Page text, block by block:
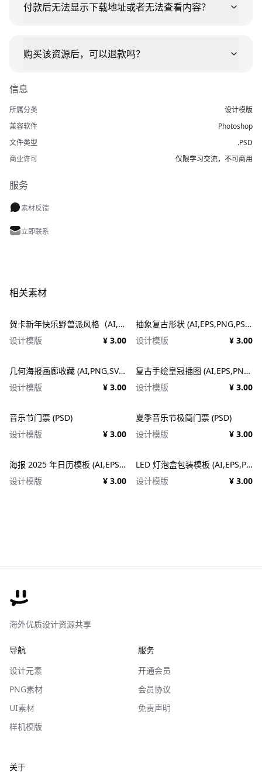
付款后无法显示下载地址或者无法查看内容？
购买该资源后，可以退款吗？
信息
所属分类
设计模版
兼容软件
Photoshop
文件类型
.PSD
商业许可
仅限学习交流，不可商用
服务
素材反馈
立即联系
相关素材
贺卡新年快乐野兽派风格（AI,EPS）
设计模版
¥ 3.00
抽象复古形状 (AI,EPS,PNG,PSD,SVG)
设计模版
¥ 3.00
几何海报画廊收藏 (AI,PNG,SVG)
设计模版
¥ 3.00
复古手绘皇冠插图 (AI,EPS,PNG,SVG)
设计模版
¥ 3.00
音乐节门票 (PSD)
设计模版
¥ 3.00
夏季音乐节极简门票 (PSD)
设计模版
¥ 3.00
海报 2025 年日历模板 (AI,EPS,PDF,PSD)
设计模版
¥ 3.00
LED 灯泡盒包装模板 (AI,EPS,PDF)
设计模版
¥ 3.00
海外优质设计资源共享
导航
设计元素
PNG素材
UI素材
样机模版
服务
开通会员
会员协议
免责声明
关于